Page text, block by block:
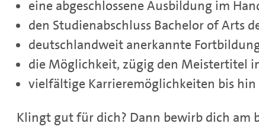
eine abgeschlossene Ausbildung im
den Studienabschluss Bachelor of Arts
deutschlandweit anerkannte
die Möglichkeit, zügig den Meistertitel
vielfältige Karrieremöglichkeiten bis
Klingt gut für dich? Dann bewirb dich am